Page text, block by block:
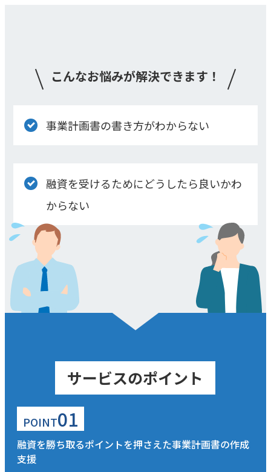
こんなお悩みが解決できます！
事業計画書の書き方がわからない
融資を受けるためにどうしたら良いかわ
からない
サービスのポイント
POINT01
融資を勝ち取るポイントを押さえた事業計画書の作成
支援